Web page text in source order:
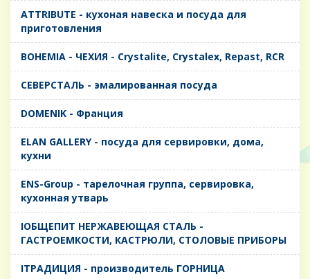
ATTRIBUTE - кухоная навеска и посуда для
приготовления
BOHEMIA - ЧЕХИЯ - Crystalite, Crystalex, Repast, RCR
CЕВЕРСТАЛЬ - эмалированная посуда
DOMENIK - Франция
ELAN GALLERY - посуда для сервировки, дома,
кухни
ENS-Group - тарелочная группа, сервировка,
кухонная утварь
IОБЩЕПИТ НЕРЖАВЕЮЩАЯ СТАЛЬ -
ГАСТРОЕМКОСТИ, КАСТРЮЛИ, СТОЛОВЫЕ ПРИБОРЫ
IТРАДИЦИЯ - производитель ГОРНИЦА